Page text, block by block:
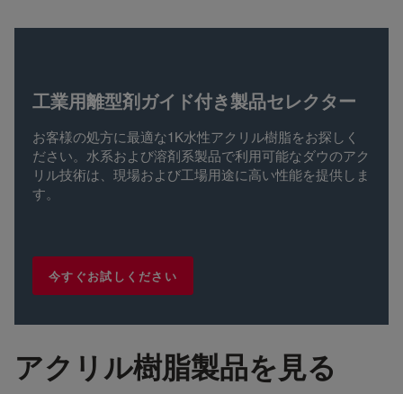
工業用離型剤ガイド付き製品セレクター
お客様の処方に最適な1K水性アクリル樹脂をお探しく
ださい。水系および溶剤系製品で利用可能なダウのアク
リル技術は、現場および工場用途に高い性能を提供しま
す。
今すぐお試しください
アクリル樹脂製品を見る